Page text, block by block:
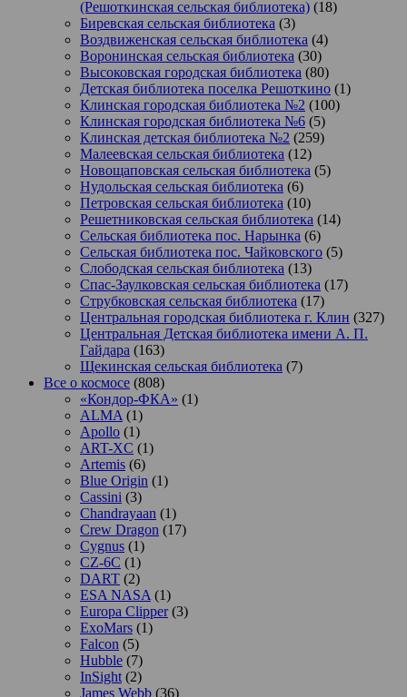
(Решоткинская сельская библиотека) (18)
Биревская сельская библиотека (3)
Воздвиженская сельская библиотека (4)
Воронинская сельская библиотека (30)
Высоковская городская библиотека (80)
Детская библиотека поселка Решоткино (1)
Клинская городская библиотека №2 (100)
Клинская городская библиотека №6 (5)
Клинская детская библиотека №2 (259)
Малеевская сельская библиотека (12)
Новощаповская сельская библиотека (5)
Нудольская сельская библиотека (6)
Петровская сельская библиотека (10)
Решетниковская сельская библиотека (14)
Сельская библиотека пос. Нарынка (6)
Сельская библиотека пос. Чайковского (5)
Слободская сельская библиотека (13)
Спас-Заулковская сельская библиотека (17)
Струбковская сельская библиотека (17)
Центральная городская библиотека г. Клин (327)
Центральная Детская библиотека имени А. П.
Гайдара (163)
Щекинская сельская библиотека (7)
Все о космосе (808)
«Кондор-ФКА» (1)
ALMA (1)
Apollo (1)
ART-XC (1)
Artemis (6)
Blue Origin (1)
Cassini (3)
Chandrayaan (1)
Crew Dragon (17)
Cygnus (1)
CZ-6C (1)
DART (2)
ESA NASA (1)
Europa Clipper(3)
ExoMars (1)
Falcon (5)
Hubble (7)
InSight (2)
James Webb (36)